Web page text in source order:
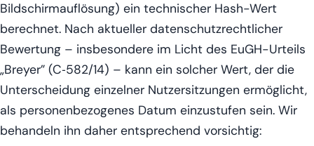
Bild­schirm­auf­lö­sung) ein tech­ni­scher Hash-Wert
berech­net. Nach aktu­el­ler daten­schutz­recht­li­cher
Bewer­tung – ins­be­son­de­re im Licht des EuGH-Urteils
„Brey­er” (C‑582/14) – kann ein sol­cher Wert, der die
Unter­schei­dung ein­zel­ner Nut­zer­sit­zun­gen ermög­licht,
als per­so­nen­be­zo­ge­nes Datum ein­zu­stu­fen sein. Wir
behan­deln ihn daher ent­spre­chend vorsichtig: